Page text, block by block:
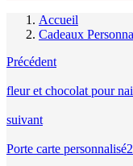
Accueil
Cadeaux
Précédent
fleur et chocolat pour
suivant
Porte carte personnalisé